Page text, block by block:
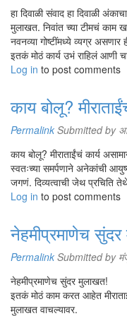
या मुलांच्या राहण्याची सोय तुम्ही
तो एक मोठा प्रश्न आहे. पुण्यात
मुलं खोल्या भाड्यानं घेऊन
मुलंमुली राहतात. काही मुलींना
मुलांकडे जगण्याची स्किल्स्‌
जगण्याचं स्किल म्हणजे काय?
सकाळी उठल्यापासून रात्री
म्हणजे जगण्याचं स्किल आत्मसात
लाख रुपये कमवा किंवा वीस
जगता यायलाच हवा. तुम्हांला
कशासाठी? तुम्हांला जर
सामान्य होऊन दाखवा." माझ्या
सहज करू शकतात. कोणाला
करून त्या डबा घेऊन जातात
करतात. पाणी उकळण्यापासून,
स्वत: शिकवते स्वयंपाकघरात
मला पुन्हा तितकेच श्रम घेऊन
आलेल्या मुलींपर्यंत झिरपलं.
हा दिवाळी संवाद हा दिवाळी
मुलाखत. निवांत च्या टीमचं काम
नवनव्या गोष्टींमध्ये व्यग्र
इतकं मोठं कार्य उभं राहिलं
Log in to post comments
काय बोलू?
Permalink Submitted by
काय बोलू? मीराताईंचं कार्य
स्वतःच्या समर्पणाने अनेकांची
जगणं. दिव्यत्वाची जेथ प्रचिति
Log in to post comments
नेहमीप्रमाणेच
Permalink Submitted by
नेहमीप्रमाणेच सुंदर मुलाखत!
इतकं मोठं काम करत आहेत
मुलाखत वाचल्यावर.